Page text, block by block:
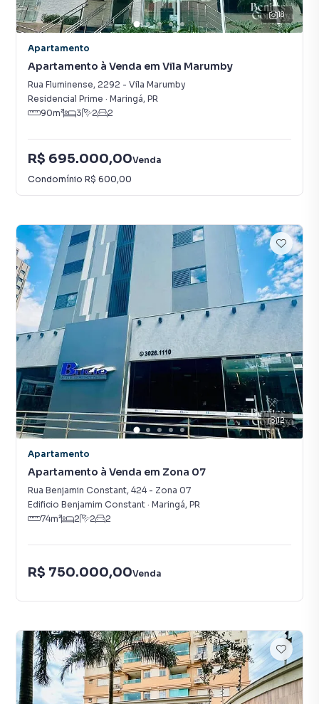
18
Apartamento
Apartamento à Venda em Vila Marumby
Rua Fluminense, 2292 - Vila Marumby
Residencial Prime · Maringá, PR
90m² 3 2 2
R$ 695.000,00Venda
Condomínio R$ 600,00
12
Apartamento
Apartamento à Venda em Zona 07
Rua Benjamin Constant, 424- Zona 07
Edificio Benjamim Constant · Maringá, PR
74m² 2 2 2
R$ 750.000,00Venda